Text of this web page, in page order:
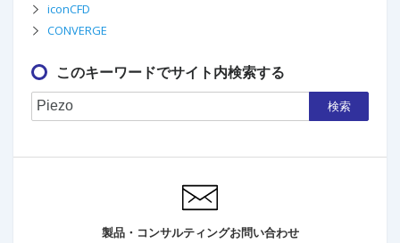
iconCFD
CONVERGE
このキーワードでサイト内検索する
検索
製品・コンサルティングお問い合わせ